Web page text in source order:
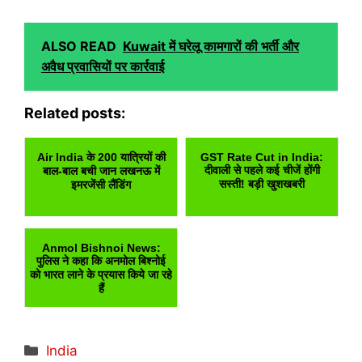
ALSO READ Kuwait में घरेलू कामगारों की भर्ती और
अवैध प्रवासियों पर कार्रवाई
Related posts:
Air India के 200 यात्रियों की
बाल-बाल बची जान लखनऊ में
इमरजेंसी लैंडिंग
GST Rate Cut in India:
दीवाली से पहले कई चीजें होंगी
सस्ती! बड़ी खुशखबरी
Anmol Bishnoi News:
पुलिस ने कहा कि अनमोल बिश्नोई
को भारत लाने के प्रयास किये जा रहे
हैं
Categories
India